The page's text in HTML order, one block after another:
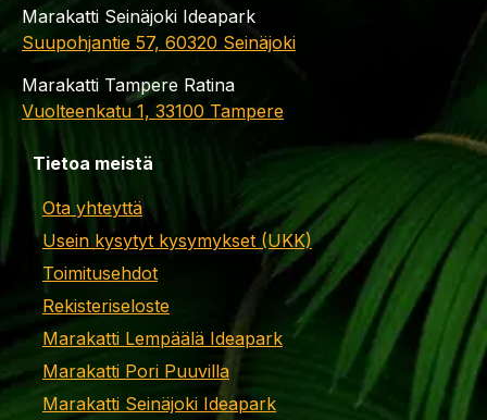
Marakatti Seinäjoki Ideapark
Suupohjantie 57, 60320 Seinäjoki
Marakatti Tampere Ratina
Vuolteenkatu 1, 33100 Tampere
Tietoa meistä
Ota yhteyttä
Usein kysytyt kysymykset (UKK)
Toimitusehdot
Rekisteriseloste
Marakatti Lempäälä Ideapark
Marakatti Pori Puuvilla
Marakatti Seinäjoki Ideapark